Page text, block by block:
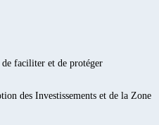
faciliter et de protéger
des Investissements et de la Zone